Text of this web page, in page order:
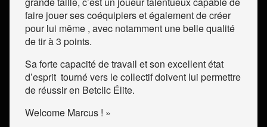
faire jouer ses coéquipiers et également de créer
pour lui même , avec notamment une belle qualité
de tir à 3 points.
Sa forte capacité de travail et son excellent état
d’esprit tourné vers le collectif doivent lui permettre
de réussir en Betclic Élite.
Welcome Marcus ! »